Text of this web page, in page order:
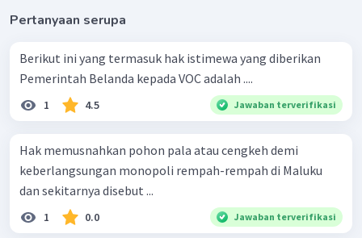
Pertanyaan serupa
Berikut ini yang termasuk hak istimewa yang diberikan
Pemerintah Belanda kepada VOC adalah ....
1 4.5 Jawaban terverifikasi
Hak memusnahkan pohon pala atau cengkeh demi
keberlangsungan monopoli rempah-rempah di Maluku
dan sekitarnya disebut ...
1 0.0 Jawaban terverifikasi